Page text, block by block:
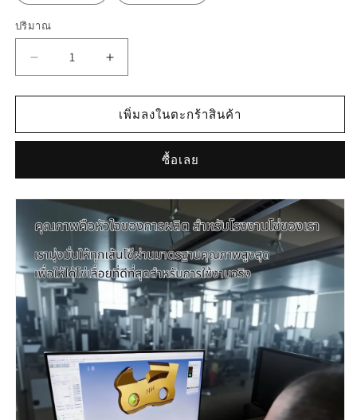
ปริมาณ
โซ่
ยนต์
NEWWAVE
325
ขนาด
กลาง
ทองคำ
ผสม
ไทเทเนียม
(แบบ
ตัด)
สำหรับ
โซ่
ยนต์
NEWWAVE
325
ขนาด
กลาง
ทองคำ
ผสม
ไทเทเนียม
(แบบ
ตัด)
เพิ่มลงในตะกร้าสินค้า
ซื้อเลย